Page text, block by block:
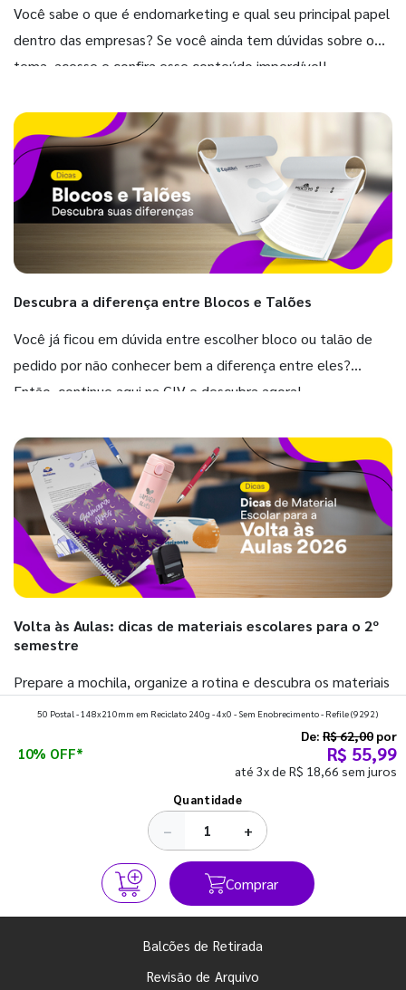
Você sabe o que é endomarketing e qual seu principal papel
dentro das empresas? Se você ainda tem dúvidas sobre o
tema, acesse e confira esse conteúdo imperdível!
Descubra a diferença entre Blocos e Talões
Você já ficou em dúvida entre escolher bloco ou talão de
pedido por não conhecer bem a diferença entre eles?
Então, continue aqui na GIV e descubra agora!
Volta às Aulas: dicas de materiais escolares para o 2º
semestre
Prepare a mochila, organize a rotina e descubra os materiais
que fazem toda diferença para começar o segundo
50 Postal - 148x210mm em Reciclato 240g - 4x0 - Sem Enobrecimento - Refile(9292)
10% OFF*
De: R$ 62,00 por
R$ 55,99
até 3x de R$ 18,66 sem juros
Quantidade
− +
Comprar
Balcões de Retirada
Revisão de Arquivo